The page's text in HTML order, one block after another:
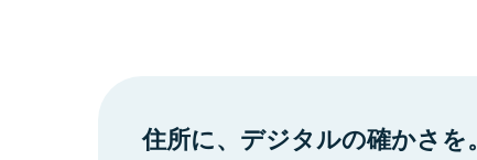
住所に、デジタルの確かさを。